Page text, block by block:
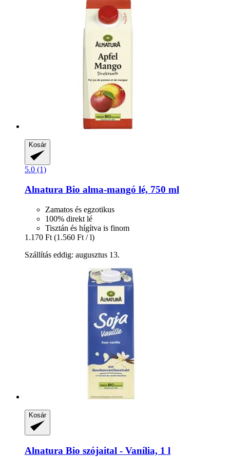
Kosár
5.0 (1)
Alnatura Bio alma-​mangó lé, 750 ml
Zamatos és egzotikus
100% direkt lé
Tisztán és hígítva is finom
1.170 Ft (1.560 Ft / l)
Szállítás eddig: augusztus 13.
Kosár
Alnatura Bio szójaital -​ Vanília, 1 l